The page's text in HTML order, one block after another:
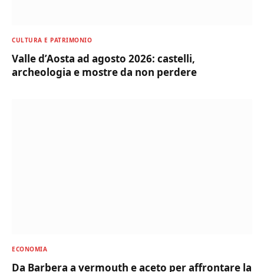
CULTURA E PATRIMONIO
Valle d’Aosta ad agosto 2026: castelli,
archeologia e mostre da non perdere
ECONOMIA
Da Barbera a vermouth e aceto per affrontare la